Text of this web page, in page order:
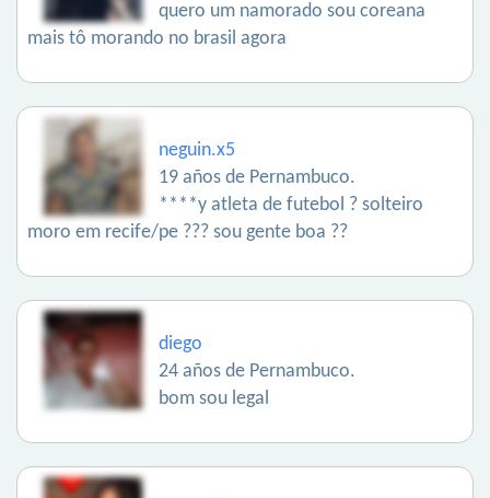
quero um namorado sou coreana
mais tô morando no brasil agora
neguin.x5
19 años de Pernambuco.
****y atleta de futebol ? solteiro
moro em recife/pe ??? sou gente boa ??
diego
24 años de Pernambuco.
bom sou legal